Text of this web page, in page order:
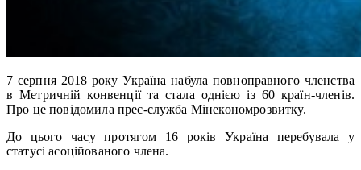
7 серпня 2018 року Україна набула повноправного членства
в Метричній конвенції та стала однією із 60 країн-членів.
Про це повідомила прес-служба Мінекономрозвитку.
До цього часу протягом 16 років Україна перебувала у
статусі асоційованого члена.